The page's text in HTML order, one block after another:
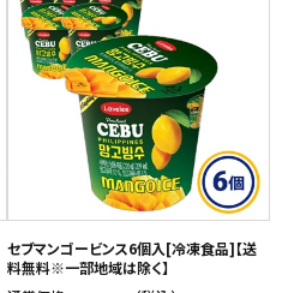
セブマンゴービンス6個入[冷凍食品]【送
料無料※一部地域は除く】